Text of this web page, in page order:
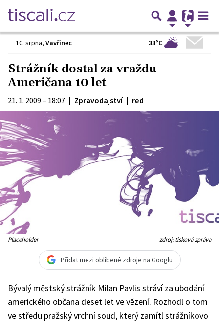
10. srpna, Vavřinec 33°C
Strážník dostal za vraždu
Američana 10 let
21. 1. 2009 – 18:07 | Zpravodajství | red
Placeholder zdroj: tisková zpráva
Přidat mezi oblíbené zdroje na Googlu
Bývalý městský strážník Milan Pavlis stráví za ubodání
amerického občana deset let ve vězení. Rozhodl o tom
ve středu pražský vrchní soud, který zamítl strážníkovo